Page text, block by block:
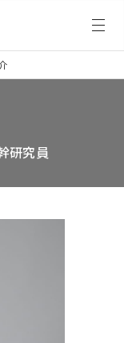
メ
ュ
を
研究員